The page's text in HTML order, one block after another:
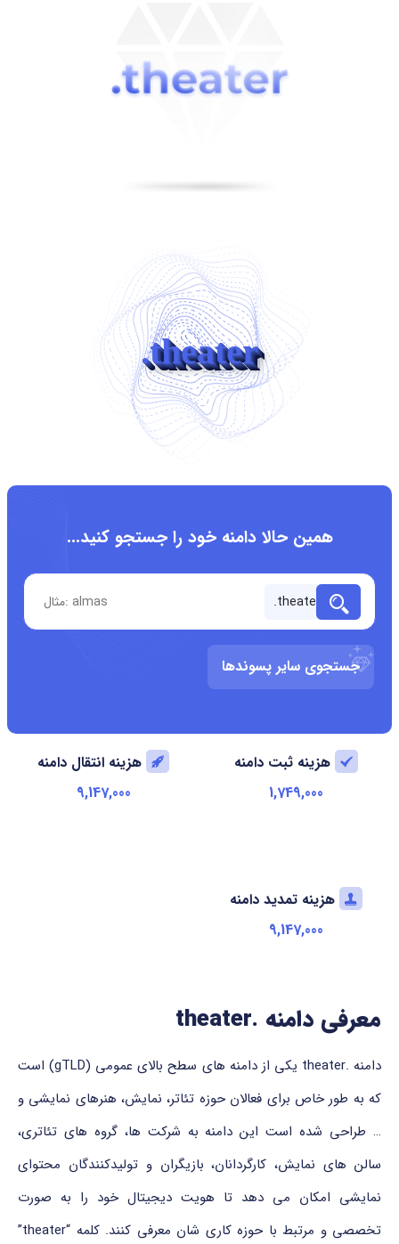
.theater
همین حالا دامنه خود را جستجو کنید...
جستجوی سایر پسوندها
هزینه ثبت دامنه
1,749,000
هزینه انتقال دامنه
9,147,000
هزینه تمدید دامنه
9,147,000
معرفی دامنه .theater
دامنه .theater یکی از دامنه های سطح بالای عمومی (gTLD) است
که به طور خاص برای فعالان حوزه تئاتر، نمایش، هنرهای نمایشی و
… طراحی شده است این دامنه به شرکت ها، گروه های تئاتری،
سالن های نمایش، کارگردانان، بازیگران و تولیدکنندگان محتوای
نمایشی امکان می دهد تا هویت دیجیتال خود را به صورت
تخصصی و مرتبط با حوزه کاری شان معرفی کنند. کلمه “theater”